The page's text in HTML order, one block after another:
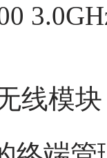
线模